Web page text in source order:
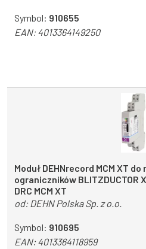
Symbol: 910655
EAN:4013364149250
Moduł DEHNrecord MCM XT
ograniczników BLITZDUCTOR
DRC MCM XT
od: DEHN Polska Sp. z o.o.
Symbol: 910695
EAN:4013364118959